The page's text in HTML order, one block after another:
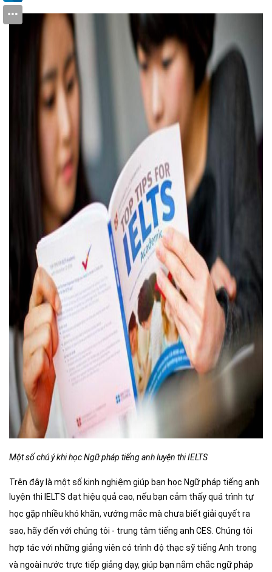
Một số chú ý khi học Ngữ pháp tiếng anh luyện thi IELTS
Trên đây là một số kinh nghiệm giúp bạn học Ngữ pháp tiếng anh
luyện thi IELTS đạt hiệu quả cao, nếu bạn cảm thấy quá trình tự
học gặp nhiều khó khăn, vướng mắc mà chưa biết giải quyết ra
sao, hãy đến với chúng tôi - trung tâm tiếng anh CES. Chúng tôi
hợp tác với những giảng viên có trình độ thạc sỹ tiếng Anh trong
và ngoài nước trực tiếp giảng dạy, giúp bạn nắm chắc ngữ pháp